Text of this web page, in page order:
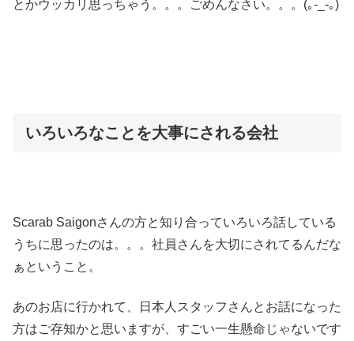
とかウッカリ思っちゃう。。。ごめんなさい。。。(｡-_-｡)
いろいろなことを大事にされる会社
Scarab Saigonさんの方と知り合っていろいろ話している
うちに思ったのは。。。社員さんを大切にされてるんだな
ぁということ。
あのお店に行かれて、日本人スタッフさんとお話になった
方はご存知かと思いますが、すごい一生懸命じゃないです